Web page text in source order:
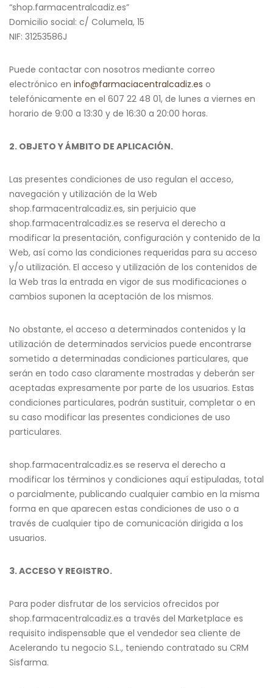
“shop.farmacentralcadiz.es”
Domicilio social: c/ Columela, 15
NIF: 31253586J
Puede contactar con nosotros mediante correo
electrónico en info@farmaciacentralcadiz.es o
telefónicamente en el 607 22 48 01, de lunes a viernes en
horario de 9:00 a 13:30 y de 16:30 a 20:00 horas.
2. OBJETO Y ÁMBITO DE APLICACIÓN.
Las presentes condiciones de uso regulan el acceso,
navegación y utilización de la Web
shop.farmacentralcadiz.es, sin perjuicio que
shop.farmacentralcadiz.es se reserva el derecho a
modificar la presentación, configuración y contenido de la
Web, así como las condiciones requeridas para su acceso
y/o utilización. El acceso y utilización de los contenidos de
la Web tras la entrada en vigor de sus modificaciones o
cambios suponen la aceptación de los mismos.
No obstante, el acceso a determinados contenidos y la
utilización de determinados servicios puede encontrarse
sometido a determinadas condiciones particulares, que
serán en todo caso claramente mostradas y deberán ser
aceptadas expresamente por parte de los usuarios. Estas
condiciones particulares, podrán sustituir, completar o en
su caso modificar las presentes condiciones de uso
particulares.
shop.farmacentralcadiz.es se reserva el derecho a
modificar los términos y condiciones aquí estipuladas, total
o parcialmente, publicando cualquier cambio en la misma
forma en que aparecen estas condiciones de uso o a
través de cualquier tipo de comunicación dirigida a los
usuarios.
3. ACCESO Y REGISTRO.
Para poder disfrutar de los servicios ofrecidos por
shop.farmacentralcadiz.es a través del Marketplace es
requisito indispensable que el vendedor sea cliente de
Acelerando tu negocio S.L., teniendo contratado su CRM
Sisfarma.